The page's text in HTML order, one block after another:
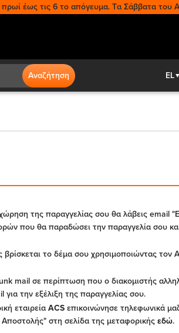
έως τις 6 το απόγευμα. Tα Σάββατα του
Αναζήτηση EL▼
της παραγγελίας σου θα λάβεις email
που θα παραδώσει την παραγγελία σου
το δέμα σου χρησιμοποιώντας τον
mail σε περίπτωση που ο διακομιστής
την εξέλιξη της παραγγελίας σου.
εταιρεία ACSεπικοινώνησε τηλεφωνικά
στη σελίδα της μεταφορικής εδώ.